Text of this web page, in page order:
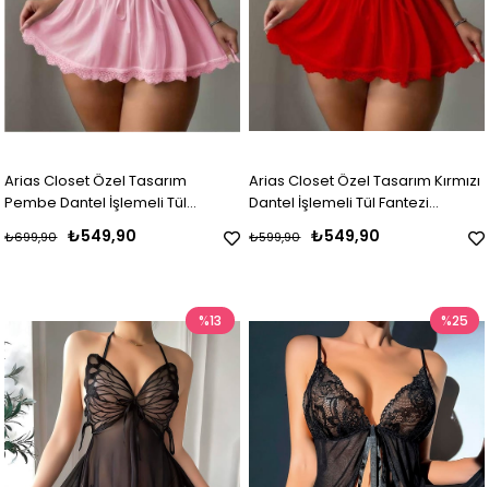
Arias Closet Özel Tasarım
Pembe Dantel İşlemeli Tül
Fantezi Gecelik
₺549,90
₺699,90
Arias Closet Özel Tasarım Kırmızı
Dantel İşlemeli Tül Fantezi
₺549,90
₺599,90
%13 %25